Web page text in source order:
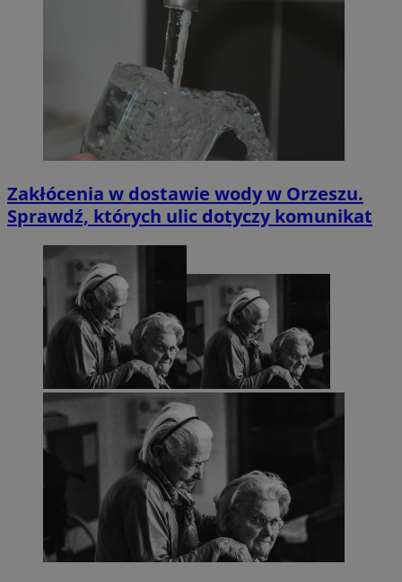
Zakłócenia w dostawie wody w Orzeszu.
Sprawdź, których ulic dotyczy komunikat